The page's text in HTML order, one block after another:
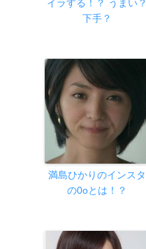
イラする！？ うまい？
下手？
満島ひかりのインスタ
の0oとは！？